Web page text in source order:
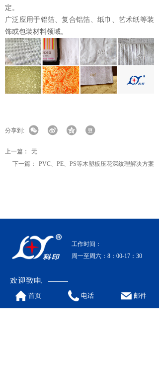
定。
广泛应用于铝箔、复合铝箔、纸巾、艺术纸等装
饰或包装材料领域。
分享到:
上一篇：
无
下一篇：
PVC、PE、PS等木塑板压花深纹理解决方案
工作时间：
周一至周六：8：00-17：30
欢迎致电
0519-86700665
首页 电话 邮件